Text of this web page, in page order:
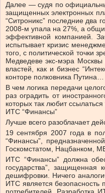
Далее — судя по
защищенных электронных
“Ситроникс” последние два
2008-м упала на 27%, а
эффективной компанией.
испытывает кризис
того, с политической точки
Медведеве экс-мэра Москвы
властей, как и бизнес
конторе полковника Путина…
В чем логика передачи
раз оградить от
которых так любит
ИТС “Финансы”
Лучше всего разоблачает
19 сентября 2007 года в
“Финансы”,
Госкомстатом, Нацбанком,
ИТС “Финансы” должна
государства”,
дешифровки. Ничего
ИТС является